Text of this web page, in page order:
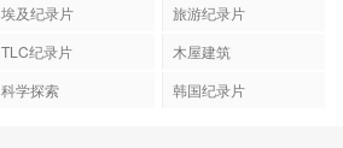
埃及纪录片
旅游纪录片
TLC纪录片
木屋建筑
科学探索 韩国纪录片